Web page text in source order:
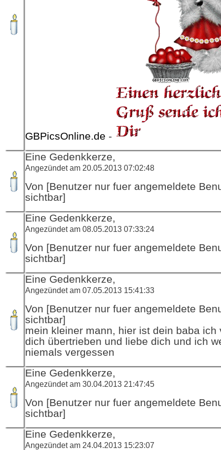
GBPicsOnline.de -
Eine Gedenkkerze,
Angezündet am 20.05.2013 07:02:48
Von [Benutzer nur fuer angemeldete
sichtbar]
Eine Gedenkkerze,
Angezündet am 08.05.2013 07:33:24
Von [Benutzer nur fuer angemeldete
sichtbar]
Eine Gedenkkerze,
Angezündet am 07.05.2013 15:41:33
Von [Benutzer nur fuer angemeldete
sichtbar]
mein kleiner mann, hier ist dein baba ich
dich übertrieben und liebe dich und ich
niemals vergessen
Eine Gedenkkerze,
Angezündet am 30.04.2013 21:47:45
Von [Benutzer nur fuer angemeldete
sichtbar]
Eine Gedenkkerze,
Angezündet am 24.04.2013 15:23:07